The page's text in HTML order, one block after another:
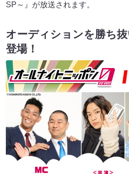
SP～』が放送されます。
オーディションを勝ち
登場！